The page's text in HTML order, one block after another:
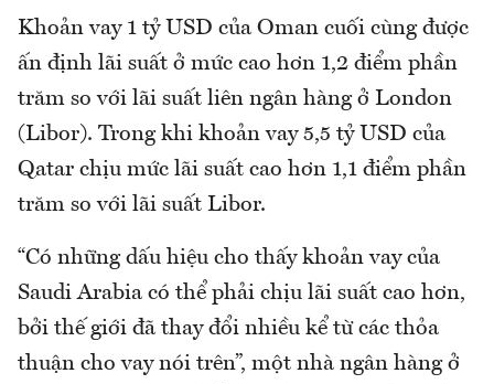
Khoản vay 1 tỷ USD của Oman cuối cùng được
ấn định lãi suất ở mức cao hơn 1,2 điểm phần
trăm so với lãi suất liên ngân hàng ở London
(Libor). Trong khi khoản vay 5,5 tỷ USD của
Qatar chịu mức lãi suất cao hơn 1,1 điểm phần
trăm so với lãi suất Libor.
“Có những dấu hiệu cho thấy khoản vay của
Saudi Arabia có thể phải chịu lãi suất cao hơn,
bởi thế giới đã thay đổi nhiều kể từ các thỏa
thuận cho vay nói trên”, một nhà ngân hàng ở